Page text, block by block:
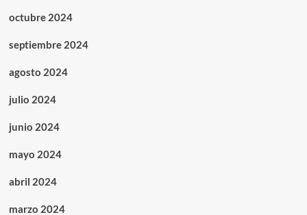
octubre 2024
septiembre 2024
agosto 2024
julio 2024
junio 2024
mayo 2024
abril 2024
marzo 2024